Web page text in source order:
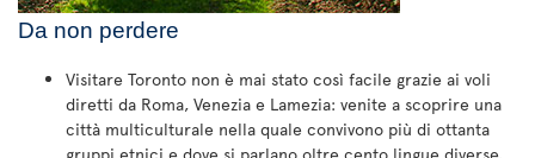
Da non perdere
Visitare Toronto non è mai stato così facile grazie ai voli
diretti da Roma, Venezia e Lamezia: venite a scoprire una
città multiculturale nella quale convivono più di ottanta